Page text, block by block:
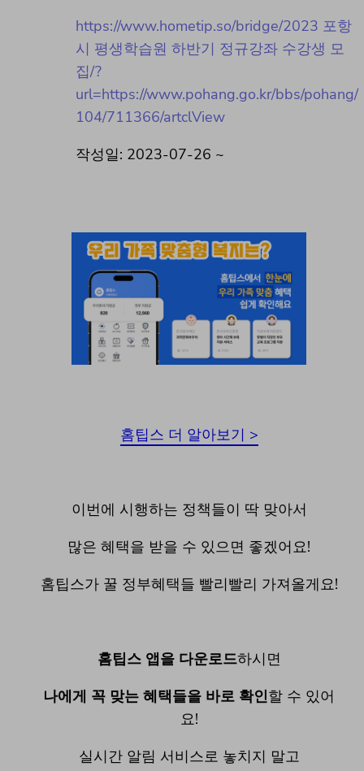
https://www.hometip.so/bridge/2023 포항
시 평생학습원 하반기 정규강좌 수강생 모
집/?
url=https://www.pohang.go.kr/bbs/pohang/
104/711366/artclView
작성일: 2023-07-26 ~
홈팁스 더 알아보기 >
이번에 시행하는 정책들이 딱 맞아서
많은 혜택을 받을 수 있으면 좋겠어요!
홈팁스가 꿀 정부혜택들 빨리빨리 가져올게요!
홈팁스 앱을 다운로드하시면
나에게 꼭 맞는 혜택들을 바로 확인할 수 있어
요!
실시간 알림 서비스로 놓치지 말고